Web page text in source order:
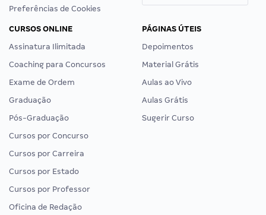
Preferências de Cookies
CURSOS ONLINE
Assinatura Ilimitada
Coaching para Concursos
Exame de Ordem
Graduação
Pós-Graduação
Cursos por Concurso
Cursos por Carreira
Cursos por Estado
Cursos por Professor
Oficina de Redação
PÁGINAS ÚTEIS
Depoimentos
Material Grátis
Aulas ao Vivo
Aulas Grátis
Sugerir Curso